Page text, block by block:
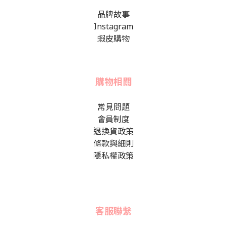
品牌故事
Instagram
蝦皮購物
購物相關
常見問題
會員制度
退換貨政策
條款與細則
隱私權政策
客服聯繫